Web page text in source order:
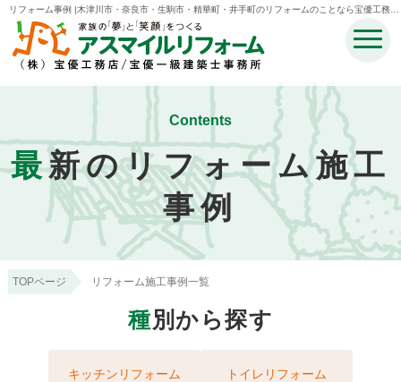
リフォーム事例 |木津川市・奈良市・生駒市・精華町・井手町のリフォームのことなら宝優工務店
アスマイルリフォーム
Contents
最新のリフォーム施工
事例
TOPページ リフォーム施工事例一覧
種別から探す
キッチンリフォーム トイレリフォーム